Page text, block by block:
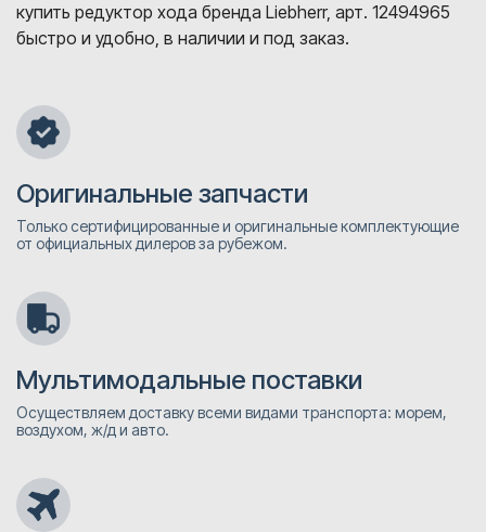
купить редуктор хода бренда Liebherr, арт. 12494965
быстро и удобно, в наличии и под заказ.
Оригинальные запчасти
Только сертифицированные и оригинальные комплектующие
от официальных дилеров за рубежом.
Мультимодальные поставки
Осуществляем доставку всеми видами транспорта: морем,
воздухом, ж/д и авто.